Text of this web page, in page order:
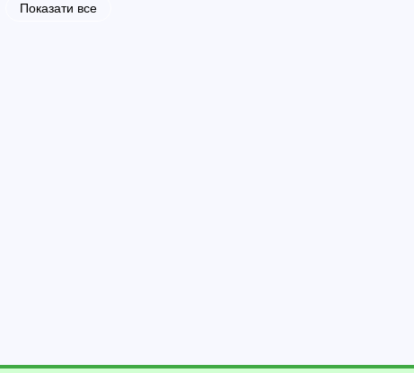
Показати все